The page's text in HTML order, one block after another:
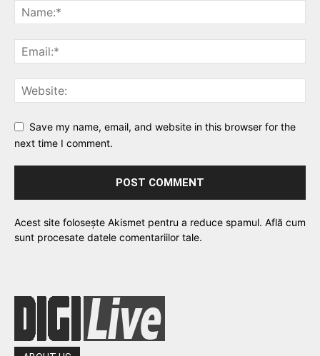
Save my name, email, and website in this browser for the
next time I comment.
Acest site folosește Akismet pentru a reduce spamul. Află cum
sunt procesate datele comentariilor tale.